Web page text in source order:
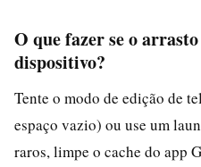
O que fazer se o
dispositivo?
Tente o modo de edição de
espaço vazio) ou use um
raros, limpe o cache do app